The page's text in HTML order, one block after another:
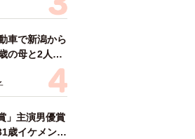
間 「命の重
」保護団体代
車で新潟から
の母と2人で
ーキングの休
「大学生で
」
」主演男優賞
歳イケメン俳